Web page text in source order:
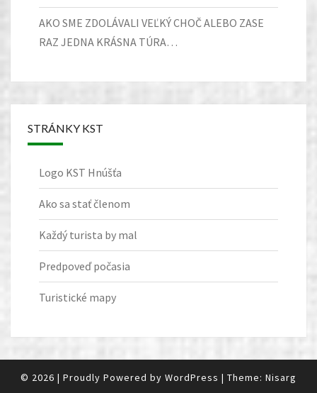
AKO SME ZDOLÁVALI VEĽKÝ CHOČ ALEBO ZASE
RAZ JEDNA KRÁSNA TÚRA…
STRÁNKY KST
Logo KST Hnúšťa
Ako sa stať členom
Každý turista by mal
Predpoveď počasia
Turistické mapy
© 2026 | Proudly Powered by WordPress | Theme: Nisarg